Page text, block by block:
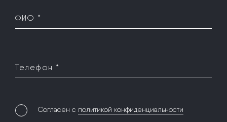
ФИО *
Телефон *
Согласен с политикой конфиденциальности